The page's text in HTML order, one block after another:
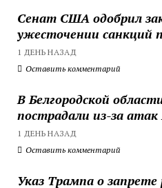
Сенат США одобрил
ужесточении санкций
1 ДЕНЬ НАЗАД
Оставить комментарий
В Белгородской
пострадали из-за
1 ДЕНЬ НАЗАД
Оставить комментарий
Указ Трампа о